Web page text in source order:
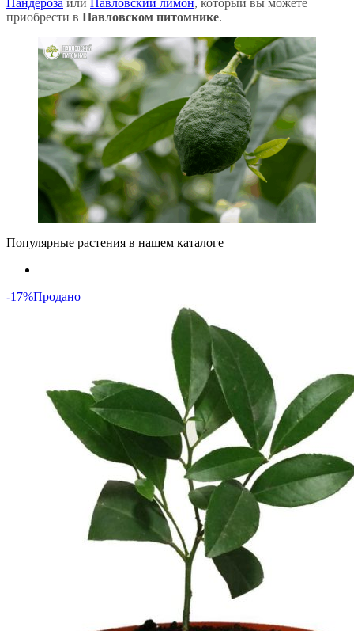
Пандероза или Павловский лимон, который вы можете
приобрести в Павловском питомнике.
Популярные растения в нашем каталоге
-17%Продано